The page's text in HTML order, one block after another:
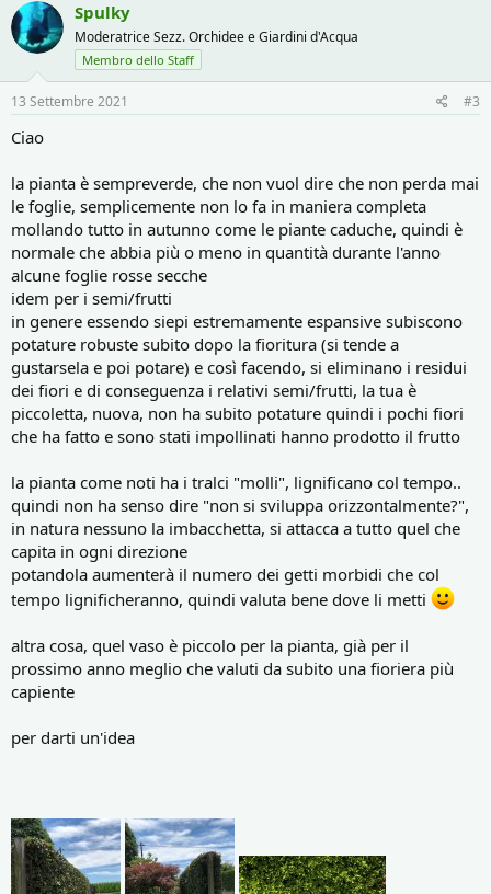
Spulky
Moderatrice Sezz. Orchidee e Giardini d'Acqua
Membro dello Staff
13 Settembre 2021 #3
Ciao
la pianta è sempreverde, che non vuol dire che non perda mai
le foglie, semplicemente non lo fa in maniera completa
mollando tutto in autunno come le piante caduche, quindi è
normale che abbia più o meno in quantità durante l'anno
alcune foglie rosse secche
idem per i semi/frutti
in genere essendo siepi estremamente espansive subiscono
potature robuste subito dopo la fioritura (si tende a
gustarsela e poi potare) e così facendo, si eliminano i residui
dei fiori e di conseguenza i relativi semi/frutti, la tua è
piccoletta, nuova, non ha subito potature quindi i pochi fiori
che ha fatto e sono stati impollinati hanno prodotto il frutto
la pianta come noti ha i tralci "molli", lignificano col tempo..
quindi non ha senso dire "non si sviluppa orizzontalmente?",
in natura nessuno la imbacchetta, si attacca a tutto quel che
capita in ogni direzione
potandola aumenterà il numero dei getti morbidi che col
tempo lignificheranno, quindi valuta bene dove li metti
altra cosa, quel vaso è piccolo per la pianta, già per il
prossimo anno meglio che valuti da subito una fioriera più
capiente
per darti un'idea